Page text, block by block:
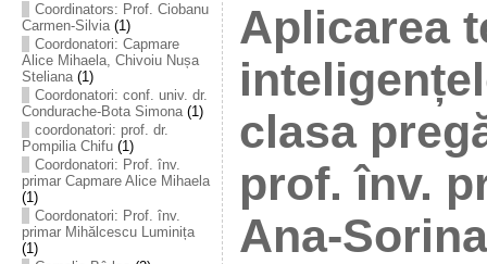
Coordinators: Prof. Ciobanu
Carmen-Silvia(1)
Coordonatori: Capmare
Alice Mihaela, Chivoiu Nușa
Steliana(1)
Coordonatori: conf. univ. dr.
Condurache-Bota Simona(1)
coordonatori: prof. dr.
Pompilia Chifu(1)
Coordonatori: Prof. înv.
primar Capmare Alice Mihaela
(1)
Coordonatori: Prof. înv.
primar Mihălcescu Luminița
(1)
Aplicarea
clasa
prof. înv.
Ana-Sorina